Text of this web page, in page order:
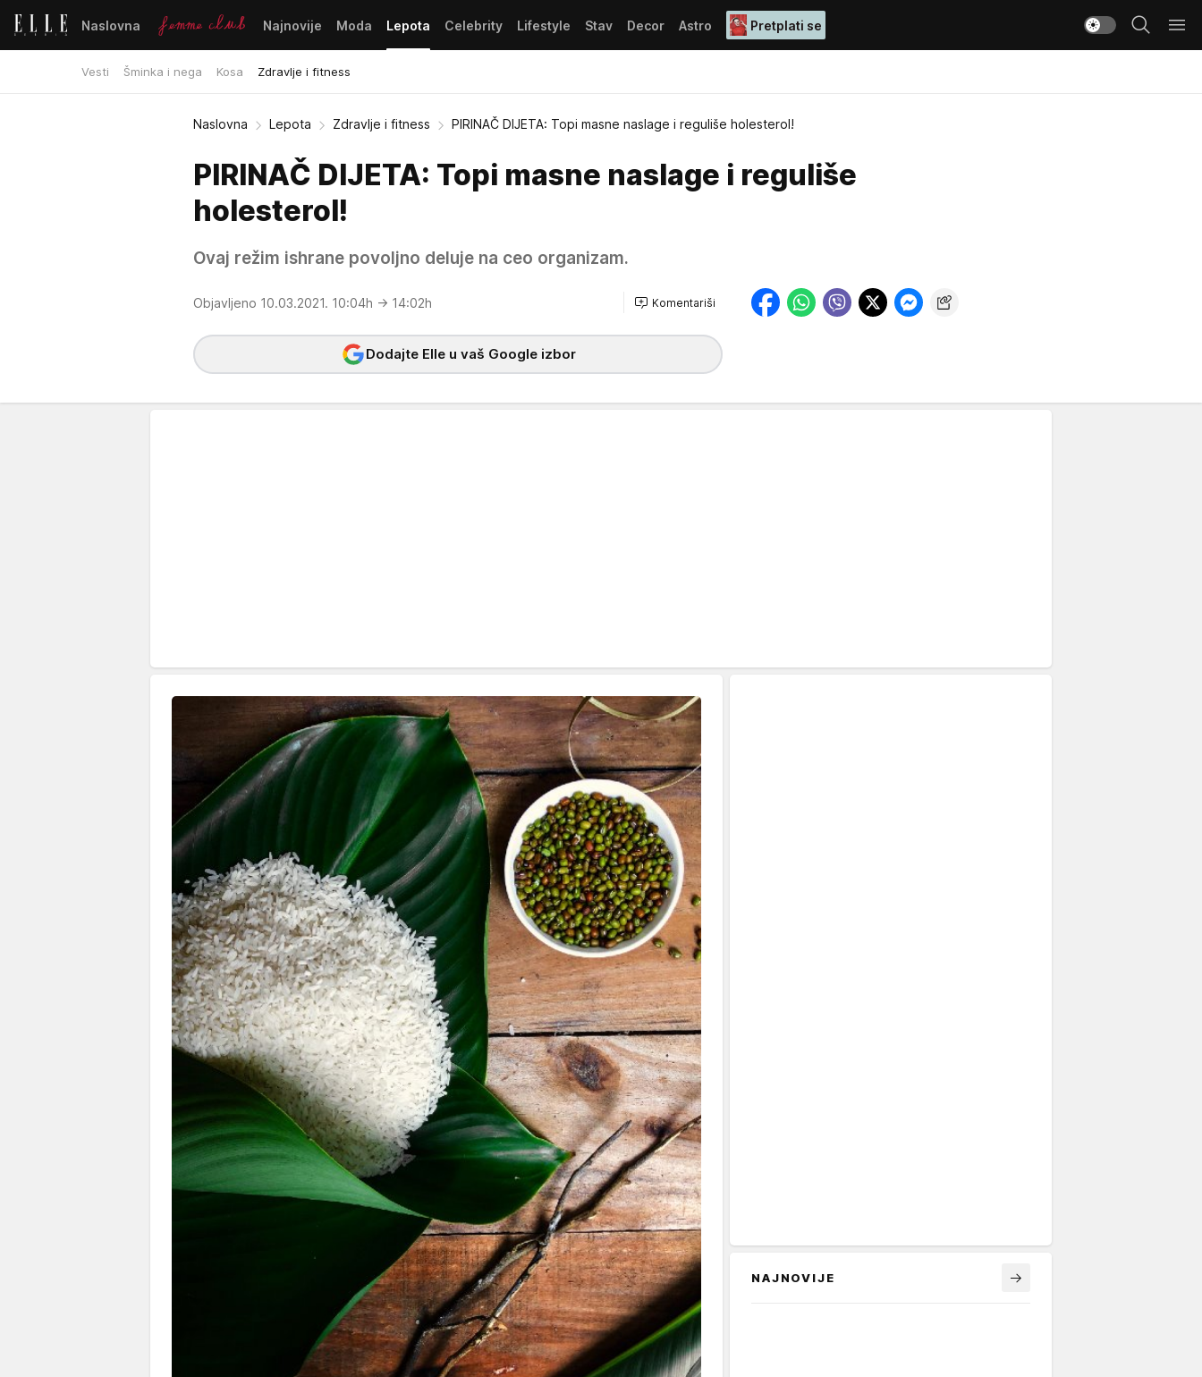
Naslovna Najnovije Moda Lepota
Vesti Šminka i nega Kosa Zdravlje i fitness
Celebrity Lifestyle Stav Decor Astro Pretplati se
Naslovna Lepota Zdravlje i fitness PIRINAČ DIJETA: Topi masne naslage i reguliše holesterol!
PIRINAČ DIJETA: Topi masne naslage i reguliše
holesterol!
Ovaj režim ishrane povoljno deluje na ceo organizam.
Objavljeno 10.03.2021. 10:04h → 14:02h Komentariši
Dodajte Elle u vaš Google izbor
NAJNOVIJE